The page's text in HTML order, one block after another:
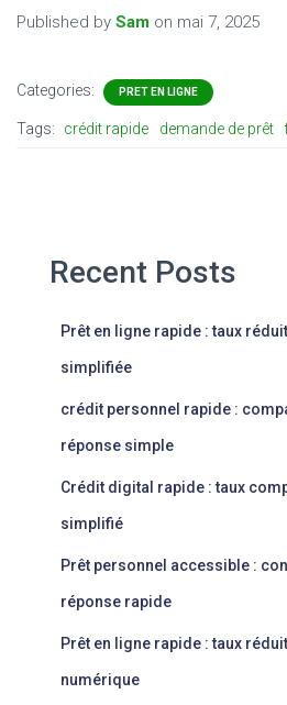
Published by Sam on mai 7, 2025
Categories: PRET EN LIGNE
Tags: crédit rapide demande de prêt
Recent Posts
Prêt en ligne rapide : taux
simplifiée
crédit personnel rapide :
réponse simple
Crédit digital rapide : taux
simplifié
Prêt personnel accessible :
réponse rapide
Prêt en ligne rapide : taux
numérique